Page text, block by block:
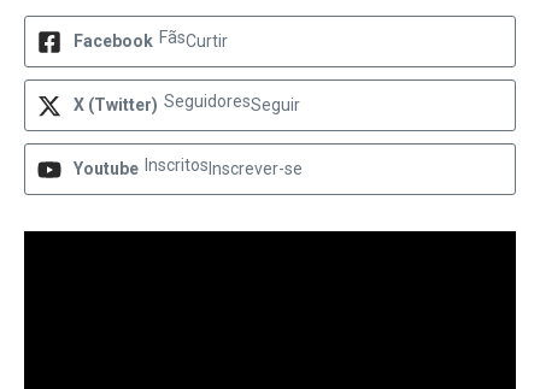
Facebook FãsCurtir
X (Twitter) SeguidoresSeguir
Youtube Inscritos Inscrever-se